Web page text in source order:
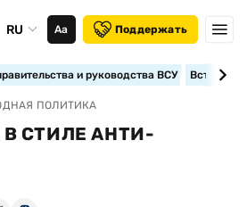
RU Аа Поддержать
и руководства ВСУ
ПОЛИТИКА
СТИЛЕ АНТИ-